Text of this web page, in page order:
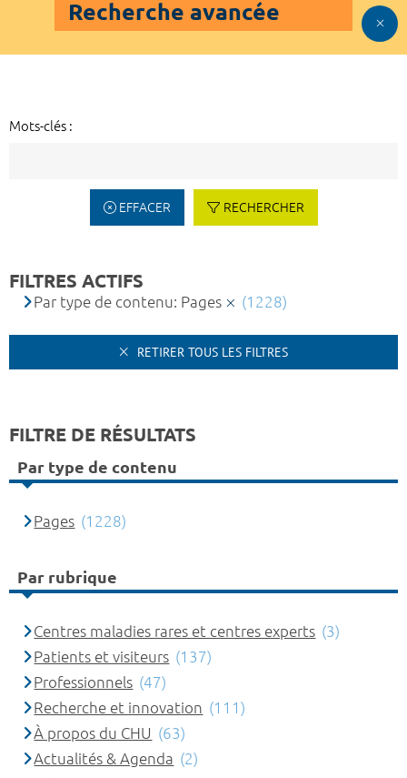
Recherche avancée
Mots-clés :
EFFACER RECHERCHER
FILTRES ACTIFS
Par type de contenu: Pages (1228)
RETIRER TOUS LES FILTRES
FILTRE DE RÉSULTATS
Par type de contenu
Pages (1228)
Par rubrique
Centres maladies rares et centres experts (3)
Patients et visiteurs (137)
Professionnels (47)
Recherche et innovation (111)
À propos du CHU (63)
Actualités & Agenda (2)